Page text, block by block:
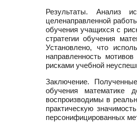
Результаты. Анализ
целенаправленной
обучения учащихся с
стратегии обучения
Установлено, что
направленность
рисками учебной
Заключение.
обучения математике
воспроизводимы в
практическую
персонифицированных